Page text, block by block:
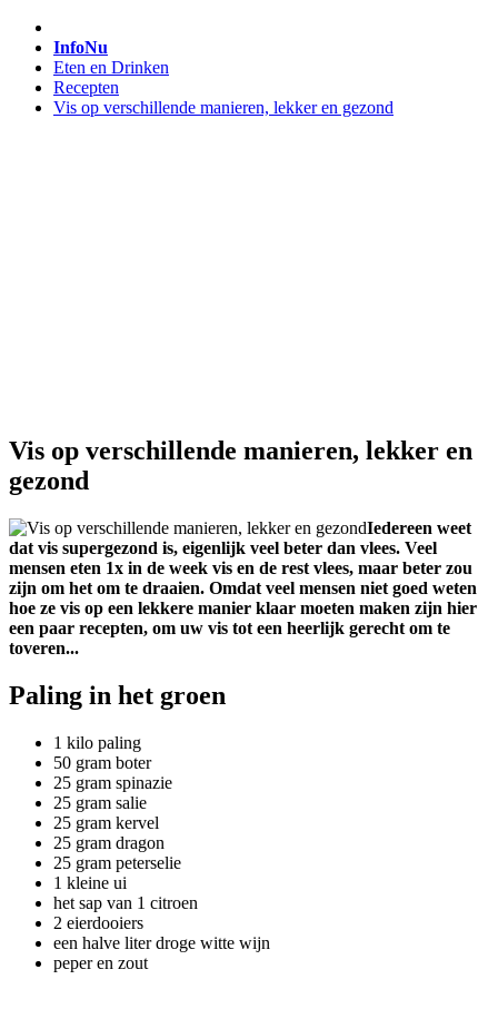
InfoNu
Eten en Drinken
Recepten
Vis op verschillende manieren, lekker en gezond
Vis op verschillende manieren, lekker en
gezond
Iedereen weet
dat vis supergezond is, eigenlijk veel beter dan vlees. Veel
mensen eten 1x in de week vis en de rest vlees, maar beter zou
zijn om het om te draaien. Omdat veel mensen niet goed weten
hoe ze vis op een lekkere manier klaar moeten maken zijn hier
een paar recepten, om uw vis tot een heerlijk gerecht om te
toveren...
Paling in het groen
1 kilo paling
50 gram boter
25 gram spinazie
25 gram salie
25 gram kervel
25 gram dragon
25 gram peterselie
1 kleine ui
het sap van 1 citroen
2 eierdooiers
een halve liter droge witte wijn
peper en zout